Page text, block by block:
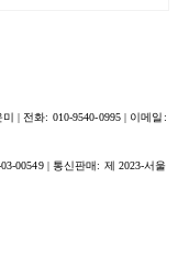
| 전화: 010-9540-0995 | 이메일:
00549| 통신판매: 제 2023-서울